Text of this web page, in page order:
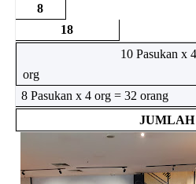
8
18
10 Pasukan x 4
org
8 Pasukan x 4 org = 32 orang
JUMLAH